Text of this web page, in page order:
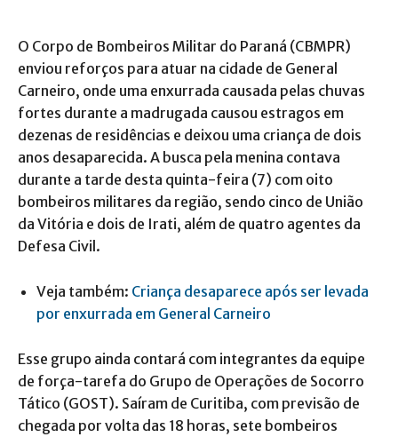
O Corpo de Bombeiros Militar do Paraná (CBMPR)
enviou reforços para atuar na cidade de General
Carneiro, onde uma enxurrada causada pelas chuvas
fortes durante a madrugada causou estragos em
dezenas de residências e deixou uma criança de dois
anos desaparecida. A busca pela menina contava
durante a tarde desta quinta-feira (7) com oito
bombeiros militares da região, sendo cinco de União
da Vitória e dois de Irati, além de quatro agentes da
Defesa Civil.
Veja também: Criança desaparece após ser levada
por enxurrada em General Carneiro
Esse grupo ainda contará com integrantes da equipe
de força-tarefa do Grupo de Operações de Socorro
Tático (GOST). Saíram de Curitiba, com previsão de
chegada por volta das 18 horas, sete bombeiros